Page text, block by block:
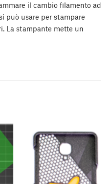
il cambio filamento ad
può usare per stampare
La stampante mette un